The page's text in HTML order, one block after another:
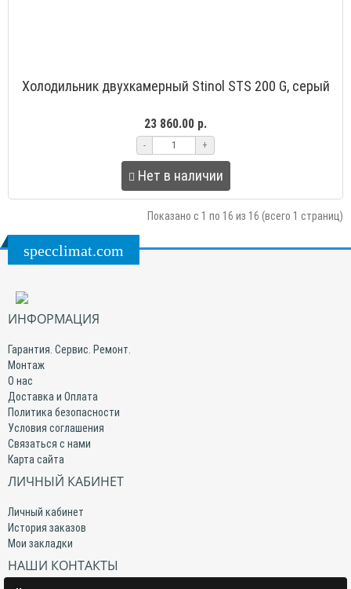
Холодильник двухкамерный Stinol STS 200 G, серый
23 860.00 р.
- +
Нет в наличии
Показано с 1 по 16 из 16 (всего 1 страниц)
specclimat.com
ИНФОРМАЦИЯ
Гарантия. Сервис. Ремонт.
Монтаж
О нас
Доставка и Оплата
Политика безопасности
Условия соглашения
Связаться с нами
Карта сайта
ЛИЧНЫЙ КАБИНЕТ
Личный кабинет
История заказов
Мои закладки
НАШИ КОНТАКТЫ